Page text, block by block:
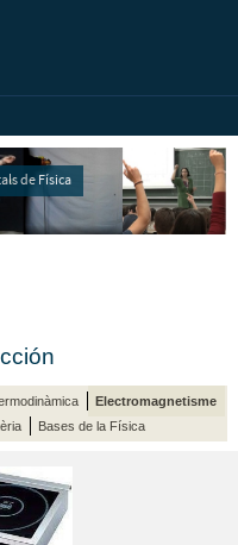
de Física
Electromagnetisme
Bases de la Física